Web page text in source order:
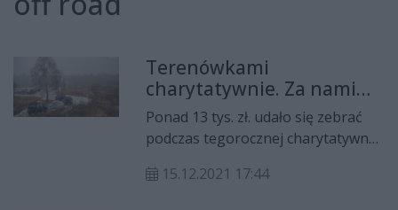
Terenówkami
charytatywnie. Za nami
OTI Choinka 2021
Ponad 13 tys. zł. udało się zebrać
podczas tegorocznej charytatywnej
Integracji Choinka - w skrócie OTI.
15.12.2021 17:44